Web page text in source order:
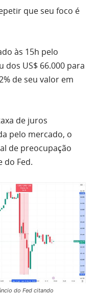
que seu foco é
às 15h pelo
dos US$ 66.000 para
de seu valor em
de juros
pelo mercado, o
de preocupação
do Fed.
do Fed citando